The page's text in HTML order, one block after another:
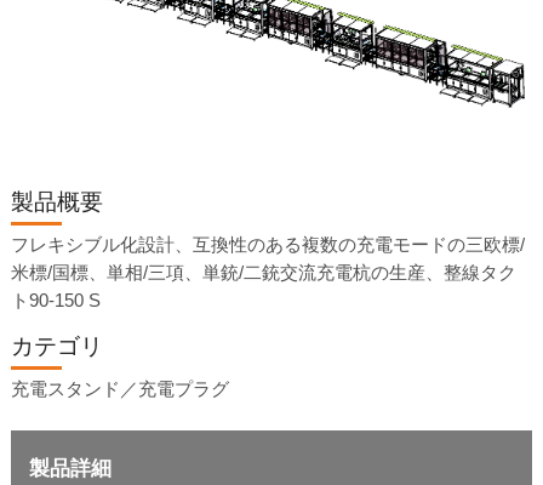
製品概要
フレキシブル化設計、互換性のある複数の充電モードの三欧標/
米標/国標、単相/三項、単銃/二銃交流充電杭の生産、整線タク
ト90-150 S
カテゴリ
充電スタンド／充電プラグ
製品詳細